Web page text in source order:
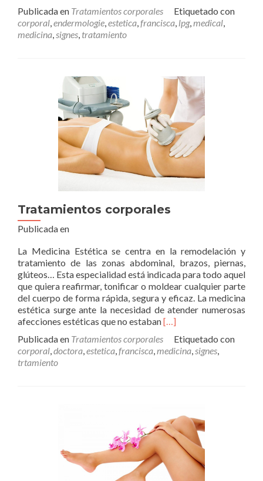
Publicada en Tratamientos corporales
Etiquetado con
corporal,endermologie,estetica,francisca, lpg,medical,
medicina,signes, tratamiento
Tratamientos corporales
Publicada en
La Medicina Estética se centra en la remodelación y
tratamiento de las zonas abdominal, brazos, piernas,
glúteos… Esta especialidad está indicada para todo aquel
que quiera reafirmar, tonificar o moldear cualquier parte
del cuerpo de forma rápida, segura y eficaz. La medicina
estética surge ante la necesidad de atender numerosas
afecciones estéticas que no estabanLeer
corporales
[…]
Publicada en Tratamientos corporales
Etiquetado con
corporal,doctora,estetica,francisca,medicina,signes,
trtamiento